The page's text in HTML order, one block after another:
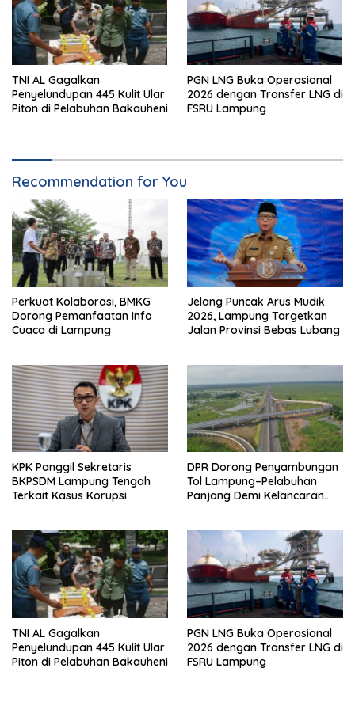
TNI AL Gagalkan
Penyelundupan 445 Kulit Ular
Piton di Pelabuhan Bakauheni
PGN LNG Buka Operasional
2026 dengan Transfer LNG di
FSRU Lampung
Recommendation for You
Perkuat Kolaborasi, BMKG
Dorong Pemanfaatan Info
Cuaca di Lampung
Jelang Puncak Arus Mudik
2026, Lampung Targetkan
Jalan Provinsi Bebas Lubang
KPK Panggil Sekretaris
BKPSDM Lampung Tengah
Terkait Kasus Korupsi
DPR Dorong Penyambungan
Tol Lampung–Pelabuhan
Panjang Demi Kelancaran
TNI AL Gagalkan
Penyelundupan 445 Kulit Ular
Piton di Pelabuhan Bakauheni
PGN LNG Buka Operasional
2026 dengan Transfer LNG di
FSRU Lampung